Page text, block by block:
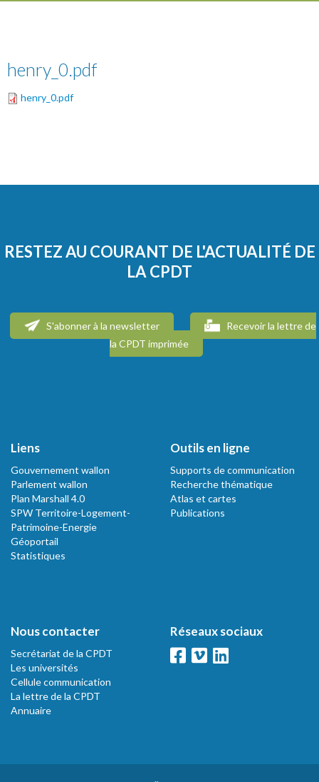
henry_0.pdf
henry_0.pdf
RESTEZ AU COURANT DE L'ACTUALITÉ DE
LA CPDT
S'abonner à la newsletter
Recevoir la lettre de
la CPDT imprimée
Liens
Gouvernement wallon
Parlement wallon
Plan Marshall 4.0
SPW Territoire-Logement-
Patrimoine-Energie
Géoportail
Statistiques
Outils en ligne
Supports de communication
Recherche thématique
Atlas et cartes
Publications
Nous contacter
Secrétariat de la CPDT
Les universités
Cellule communication
La lettre de la CPDT
Annuaire
Réseaux sociaux